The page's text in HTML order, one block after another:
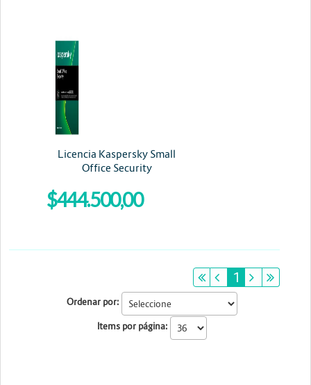
Conectividad y Redes
Telefonía IP
Energia y Potencia
Marcas
Licencia Kaspersky Small
Office Security
$444.500,00
primeiro
anterior
1 próximo
Ordenar por:
Items por página: